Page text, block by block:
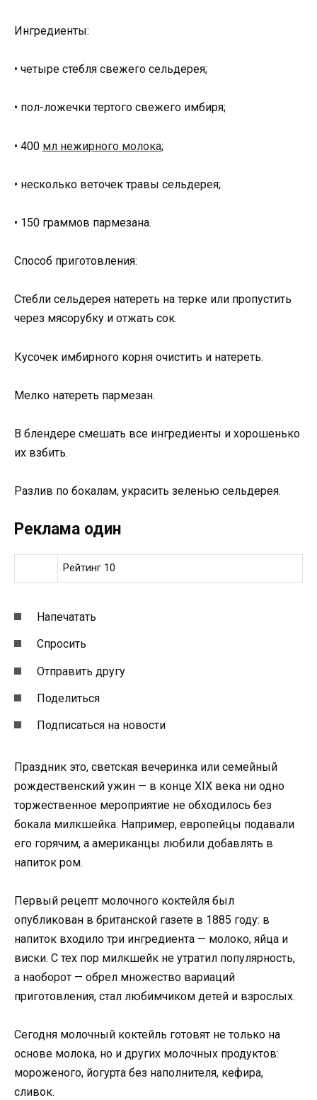
Ингредиенты:
• четыре стебля свежего сельдерея;
• пол-ложечки тертого свежего имбиря;
• 400 мл нежирного молока;
• несколько веточек травы сельдерея;
• 150 граммов пармезана.
Способ приготовления:
Стебли сельдерея натереть на терке или пропустить
через мясорубку и отжать сок.
Кусочек имбирного корня очистить и натереть.
Мелко натереть пармезан.
В блендере смешать все ингредиенты и хорошенько
их взбить.
Разлив по бокалам, украсить зеленью сельдерея.
Реклама один
Рейтинг 10
Напечатать
Спросить
Отправить другу
Поделиться
Подписаться на новости
Праздник это, светская вечеринка или семейный
рождественский ужин — в конце XIX века ни одно
торжественное мероприятие не обходилось без
бокала милкшейка. Например, европейцы подавали
его горячим, а американцы любили добавлять в
напиток ром.
Первый рецепт молочного коктейля был
опубликован в британской газете в 1885 году: в
напиток входило три ингредиента — молоко, яйца и
виски. С тех пор милкшейк не утратил популярность,
а наоборот — обрел множество вариаций
приготовления, стал любимчиком детей и взрослых.
Сегодня молочный коктейль готовят не только на
основе молока, но и других молочных продуктов:
мороженого, йогурта без наполнителя, кефира,
сливок.